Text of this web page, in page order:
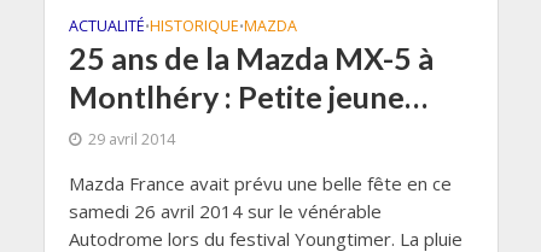
ACTUALITÉ•HISTORIQUE•MAZDA
25 ans de la Mazda MX-5 à
Montlhéry : Petite jeune…
29 avril 2014
Mazda France avait prévu une belle fête en ce
samedi 26 avril 2014 sur le vénérable
Autodrome lors du festival Youngtimer. La pluie